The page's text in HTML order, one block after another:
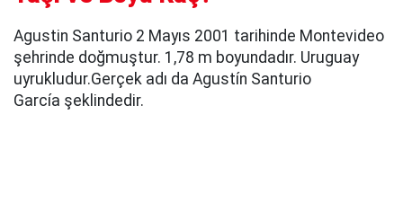
Agustin Santurio 2 Mayıs 2001 tarihinde Montevideo
şehrinde doğmuştur. 1,78 m boyundadır. Uruguay
uyrukludur.Gerçek adı da Agustín Santurio
García şeklindedir.